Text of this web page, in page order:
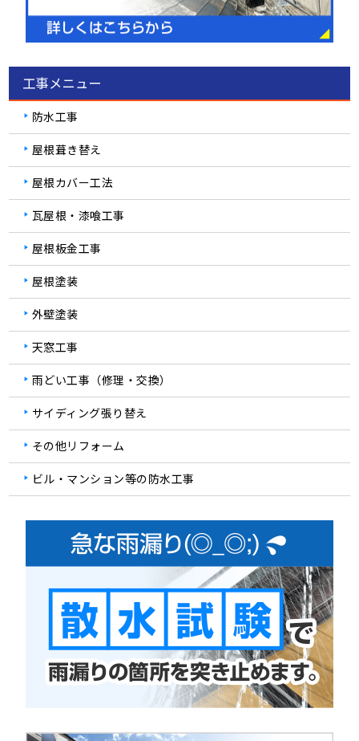
工事メニュー
防水工事
屋根葺き替え
屋根カバー工法
瓦屋根・漆喰工事
屋根板金工事
屋根塗装
外壁塗装
天窓工事
雨どい工事（修理・交換）
サイディング張り替え
その他リフォーム
ビル・マンション等の防水工事